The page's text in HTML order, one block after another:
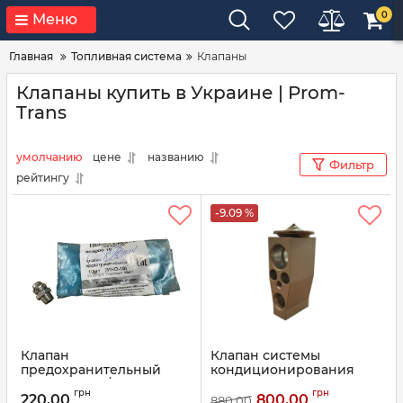
Меню 0
Главная Топливная система Клапаны
Клапаны купить в Украине | Prom-
Trans
умолчанию цене
названию
рейтингу
Фильтр
Клапан
предохранительный
(сапун моста/КПП)
КамАЗ 864000-10 (пр-во
грн
-9.09 %
Клапан системы
кондиционирования
Skoda Octavia
880,00 грн